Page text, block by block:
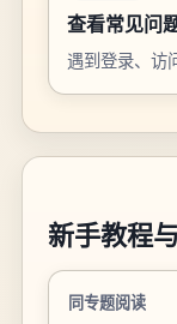
查看常见问
遇到登录、访
新手教程
同专题阅读